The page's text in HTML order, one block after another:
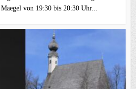
von 19:30 bis 20:30 Uhr...